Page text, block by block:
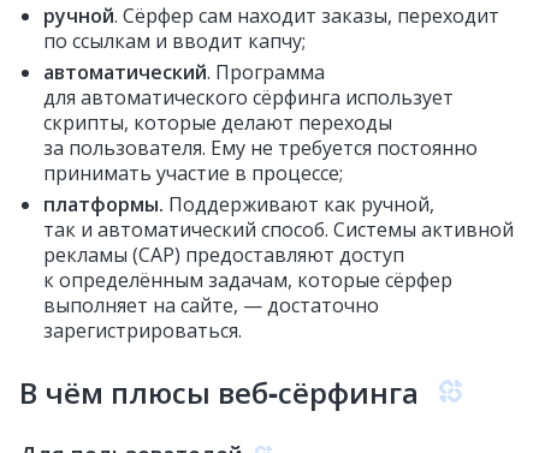
ручной. Сёрфер сам находит заказы, переходит
по ссылкам и вводит капчу;
автоматический. Программа
для автоматического сёрфинга использует
скрипты, которые делают переходы
за пользователя. Ему не требуется постоянно
принимать участие в процессе;
платформы. Поддерживают как ручной,
так и автоматический способ. Системы активной
рекламы (САР) предоставляют доступ
к определённым задачам, которые сёрфер
выполняет на сайте, — достаточно
зарегистрироваться.
В чём плюсы веб‑сёрфинга